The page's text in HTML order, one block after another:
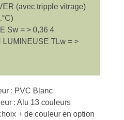
(avec tripple vitrage)
Sw = > 0,36 4
LUMINEUSE TLw = >
: PVC Blanc
: Alu 13 couleurs
+ de couleur en option